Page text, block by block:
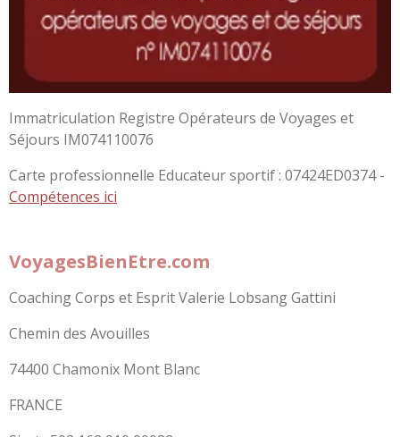
Immatriculation Registre Opérateurs de Voyages et
Séjours IM074110076
Carte professionnelle Educateur sportif : 07424ED0374 -
Compétences ici
VoyagesBienEtre.com
Coaching Corps et Esprit Valerie Lobsang Gattini
Chemin des Avouilles
74400 Chamonix Mont Blanc
FRANCE